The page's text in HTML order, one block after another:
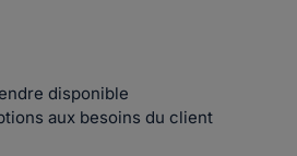
disponible
aux besoins du client